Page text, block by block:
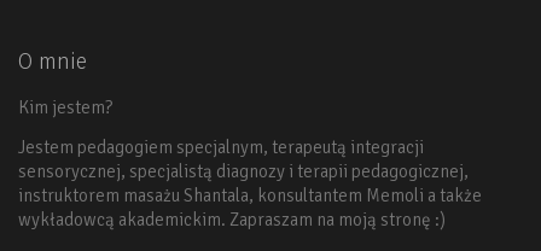
O mnie
Kim jestem?
Jestem pedagogiem specjalnym, terapeutą integracji
sensorycznej, specjalistą diagnozy i terapii pedagogicznej,
instruktorem masażu Shantala, konsultantem Memoli a także
wykładowcą akademickim. Zapraszam na moją stronę :)